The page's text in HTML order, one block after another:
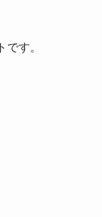
す。